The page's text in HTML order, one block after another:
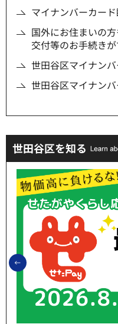
マイナンバーカー
国外にお住まいの
交付等のお手続き
世田谷区マイナン
世田谷区マイナン
世田谷区を知る
前のスライドを表示